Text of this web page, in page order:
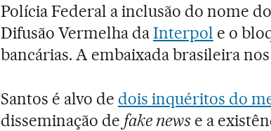
Polícia Federal a inclusão do nome
Difusão Vermelha daInterpol e o
bancárias. A embaixada brasileira
Santos é alvo de dois inquéritos do
disseminação de fake newse a